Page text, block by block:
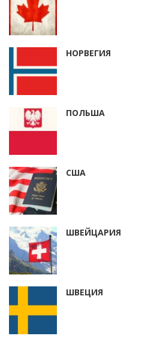
НОРВЕГИЯ
ПОЛЬША
США
ШВЕЙЦАРИЯ
ШВЕЦИЯ